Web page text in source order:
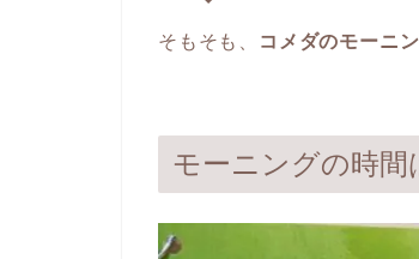
そもそも、 コメダのモーニ
モーニングの時間